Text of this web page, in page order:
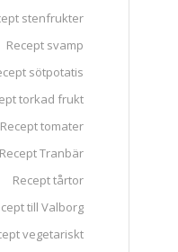
stenfrukter
Recept svamp
sötpotatis
torkad frukt
Recept tomater
Recept Tranbär
Recept tårtor
till Valborg
vegetariskt